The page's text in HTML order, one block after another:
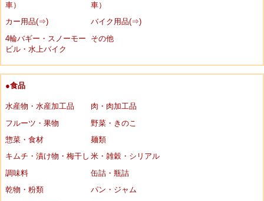
車）
車）
カー用品(⇒)
バイク用品(⇒)
4輪バギー・スノーモー
ビル・水上バイク
その他
●食品
水産物・水産加工品
肉・肉加工品
フルーツ・果物
野菜・きのこ
惣菜・食材
麺類
キムチ・漬け物・梅干し 米・雑穀・シリアル
調味料
缶詰・瓶詰
乾物・粉類
パン・ジャム